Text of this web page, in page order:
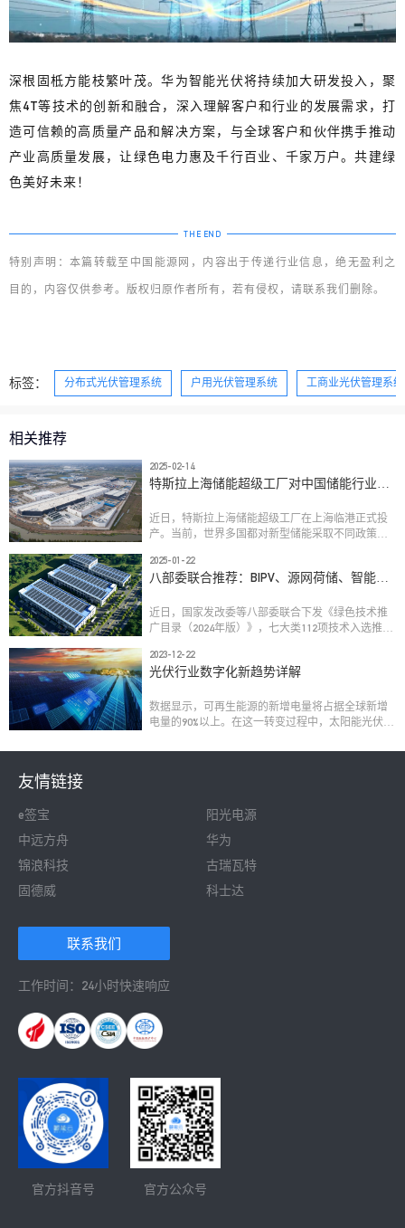
深根固柢方能枝繁叶茂。华为智能光伏将持续加大研发投入，聚
焦4T等技术的创新和融合，深入理解客户和行业的发展需求，打
造可信赖的高质量产品和解决方案，与全球客户和伙伴携手推动
产业高质量发展，让绿色电力惠及千行百业、千家万户。共建绿
色美好未来！
THE END
特别声明：本篇转载至中国能源网，内容出于传递行业信息，绝无盈利之
目的，内容仅供参考。版权归原作者所有，若有侵权，请联系我们删除。
标签： 分布式光伏管理系统 户用光伏管理系统 工商业光伏管理系统
相关推荐
2025-02-14
特斯拉上海储能超级工厂对中国储能行业影
近日，特斯拉上海储能超级工厂在上海临港正式投
产。当前，世界多国都对新型储能采取不同政策支
企业，特斯拉此番布局能否在中国掘到“第二桶
金”？又会对中国储能行业带来何种影响？
2025-01-22
八部委联合推荐：BIPV、源网荷储、智能微
近日，国家发改委等八部委联合下发《绿色技术推
广目录（2024年版）》，七大类112项技术入选推荐
2023-12-22
光伏行业数字化新趋势详解
数据显示，可再生能源的新增电量将占据全球新增
电量的90%以上。在这一转变过程中，太阳能光伏和
电量将实现翻两番，成为全球最大的电力来源。
友情链接
e签宝
阳光电源
中远方舟
华为
锦浪科技
古瑞瓦特
固德威
科士达
工作时间：24小时快速响应
官方抖音号 官方公众号